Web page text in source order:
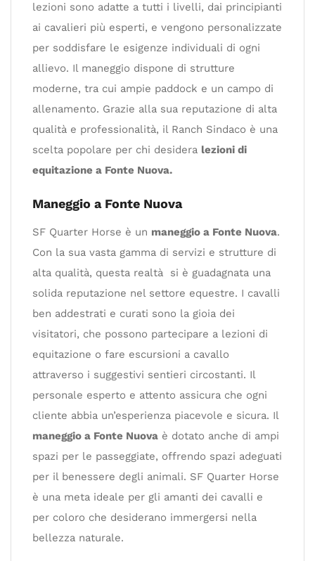
lezioni sono adatte a tutti i livelli, dai principianti
ai cavalieri più esperti, e vengono personalizzate
per soddisfare le esigenze individuali di ogni
allievo. Il maneggio dispone di strutture
moderne, tra cui ampie paddock e un campo di
allenamento. Grazie alla sua reputazione di alta
qualità e professionalità, il Ranch Sindaco è una
scelta popolare per chi desidera lezioni di
equitazione a Fonte Nuova.
Maneggio a Fonte Nuova
SF Quarter Horse è un maneggio a Fonte Nuova.
Con la sua vasta gamma di servizi e strutture di
alta qualità, questa realtà si è guadagnata una
solida reputazione nel settore equestre. I cavalli
ben addestrati e curati sono la gioia dei
visitatori, che possono partecipare a lezioni di
equitazione o fare escursioni a cavallo
attraverso i suggestivi sentieri circostanti. Il
personale esperto e attento assicura che ogni
cliente abbia un’esperienza piacevole e sicura. Il
maneggio a Fonte Nuova è dotato anche di ampi
spazi per le passeggiate, offrendo spazi adeguati
per il benessere degli animali. SF Quarter Horse
è una meta ideale per gli amanti dei cavalli e
per coloro che desiderano immergersi nella
bellezza naturale.